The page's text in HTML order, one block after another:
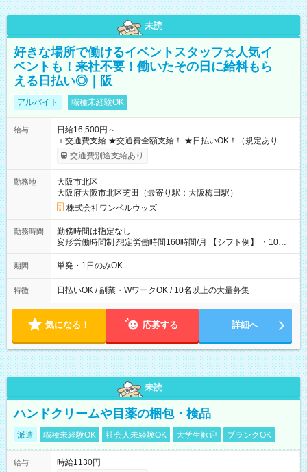
未読
好きな場所で働けるイベントスタッフ☆人気イ
ベントも！来社不要！働いたその日に給料もら
える日払い◎｜阪
アルバイト 職種未経験OK
給与
日給16,500円～
＋交通費支給 ★交通費全額支給！ ★日払いOK！（規定あり） ┗
働いたその日に現金GET♪ お仕事後はコンビニATMから 日払
交通費別途支給あり
勤務地
大阪市北区
大阪府大阪市北区芝田（最寄り駅：大阪梅田駅）
株式会社ワンベルウッズ
勤務時間
勤務時間は指定なし
変形労働時間制 想定労働時間160時間/月 【シフト例】 ・10：
00～20：00
期間 単発・1日のみOK
特徴 日払いOK / 副業・WワークOK / 10名以上の大量募集
気になる！ 応募する 詳細へ
未読
ハンドクリームや目薬の梱包・検品
派遣 職種未経験OK 社会人未経験OK 大学生歓迎 ブランクOK
給与
時給1130円